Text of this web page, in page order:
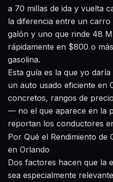
a 70 millas de ida y vuelta
la diferencia entre un
galón y uno que rinde 48
rápidamente en $800 o
gasolina.
Esta guía es la que yo
un auto usado eficiente en
concretos, rangos de
— no el que aparece en la
reportan los conductores
Por Qué el Rendimiento de
en Orlando
Dos factores hacen que la
sea especialmente